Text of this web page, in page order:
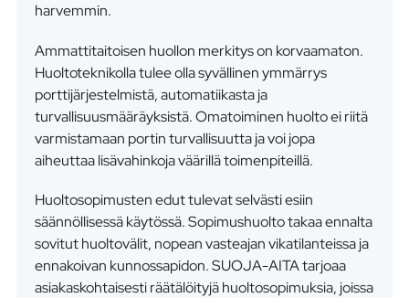
harvemmin.
Ammattitaitoisen huollon merkitys on korvaamaton.
Huoltoteknikolla tulee olla syvällinen ymmärrys
porttijärjestelmistä, automatiikasta ja
turvallisuusmääräyksistä. Omatoiminen huolto ei riitä
varmistamaan portin turvallisuutta ja voi jopa
aiheuttaa lisävahinkoja väärillä toimenpiteillä.
Huoltosopimusten edut tulevat selvästi esiin
säännöllisessä käytössä. Sopimushuolto takaa ennalta
sovitut huoltovälit, nopean vasteajan vikatilanteissa ja
ennakoivan kunnossapidon. SUOJA-AITA tarjoaa
asiakaskohtaisesti räätälöityjä huoltosopimuksia, joissa